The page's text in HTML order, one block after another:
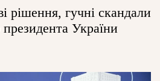
рішення, гучні скандали
України